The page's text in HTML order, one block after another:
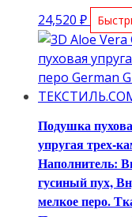
24,520 ₽
Подушка
упругая трех-
Наполнитель:
гусиный пух,
мелкое перо.